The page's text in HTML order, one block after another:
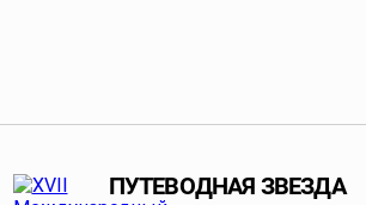
ПУТЕВОДНАЯ ЗВЕЗДА